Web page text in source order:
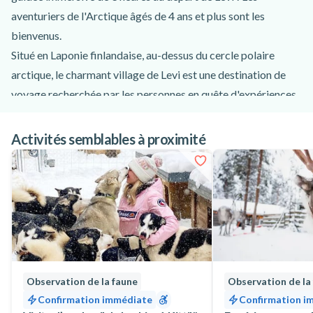
aventuriers de l'Arctique âgés de 4 ans et plus sont les
bienvenus.
Situé en Laponie finlandaise, au-dessus du cercle polaire
arctique, le charmant village de Levi est une destination de
voyage recherchée par les personnes en quête d'expériences
les lacs vierges, les forêts denses, la toundra arctique et la
taïga sont autant de caractéristiques impressionnantes de la
topographie unique de la Laponie finlandaise, que vous
pourrez explorer avec un guide local compétent et
rencontrer de nouveaux amis à quatre pattes lors de cette
excursion touristique et animalière au départ de Levi !
L'aventure commence à l'un des points de rencontre
spéciales" et les préciser lors de la réservation). Là, vous
serez accueilli par votre sympathique guide qui vous donnera
Activités semblables à proximité
Observation de la faune
Confirmation immédiate
Observation de la
Confirmation